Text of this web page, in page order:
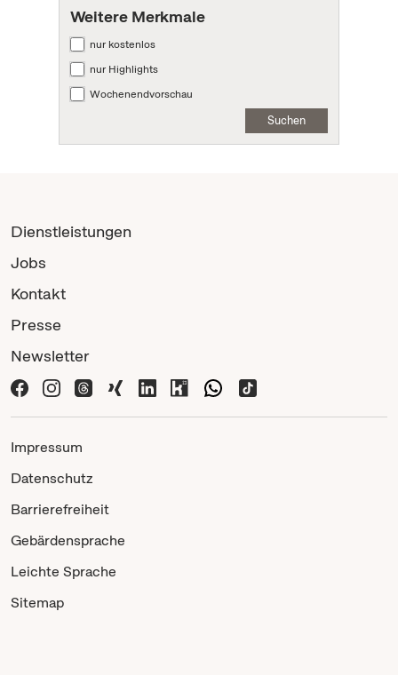
Weitere Merkmale
nur kostenlos
nur Highlights
Wochenendvorschau
Suchen
Dienstleistungen
Jobs
Kontakt
Presse
Newsletter
Impressum
Datenschutz
Barrierefreiheit
Gebärdensprache
Leichte Sprache
Sitemap